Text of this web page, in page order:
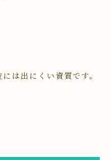
は出にくい資質です。